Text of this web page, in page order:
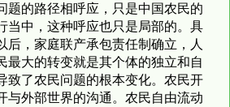
题的路径相呼应，只是中国农民的
当中，这种呼应也只是局部的。具
后，家庭联产承包责任制确立，人
最大的转变就是其个体的独立和自
致了农民问题的根本变化。农民开
与外部世界的沟通。农民自由流动